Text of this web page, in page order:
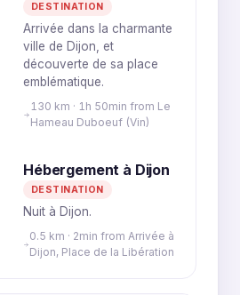
DESTINATION
Arrivée dans la charmante
ville de Dijon, et
découverte de sa place
emblématique.
130 km · 1h 50min from Le
Hameau Duboeuf (Vin)
Hébergement à Dijon
DESTINATION
Nuit à Dijon.
0.5 km · 2min from Arrivée à
Dijon, Place de la Libération